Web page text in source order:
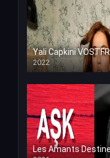
Yali Capkini VOSTFR
2022